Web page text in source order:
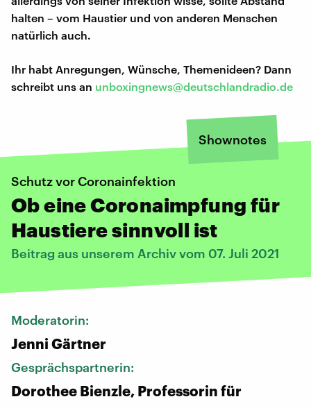
halten – vom Haustier und von anderen Menschen
natürlich auch.
Ihr habt Anregungen, Wünsche, Themenideen? Dann
schreibt uns an unboxingnews@deutschlandradio.de
Shownotes
Schutz vor Coronainfektion
Ob eine Coronaimpfung für
Haustiere sinnvoll ist
Beitrag aus unserem Archiv vom 07. Juli 2021
Moderatorin:
Jenni Gärtner
Gesprächspartnerin:
Dorothee Bienzle, Professorin für